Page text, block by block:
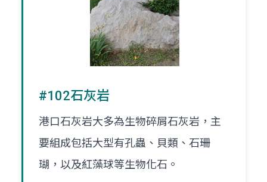
#102石灰岩
港口石灰岩大多為生物碎屑石灰岩，主
要組成包括大型有孔蟲、貝類、石珊
瑚，以及紅藻球等生物化石。